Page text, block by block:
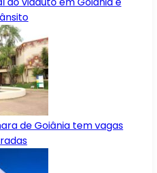
de Goiânia tem vagas